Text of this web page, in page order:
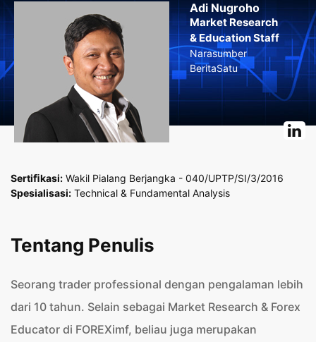
Adi Nugroho
Market Research
& Education Staff
Narasumber
BeritaSatu
Sertiﬁkasi: Wakil Pialang Berjangka - 040/UPTP/SI/3/2016
Spesialisasi: Technical & Fundamental Analysis
Tentang Penulis
Seorang trader professional dengan pengalaman lebih
dari 10 tahun. Selain sebagai Market Research & Forex
Educator di FOREXimf, beliau juga merupakan